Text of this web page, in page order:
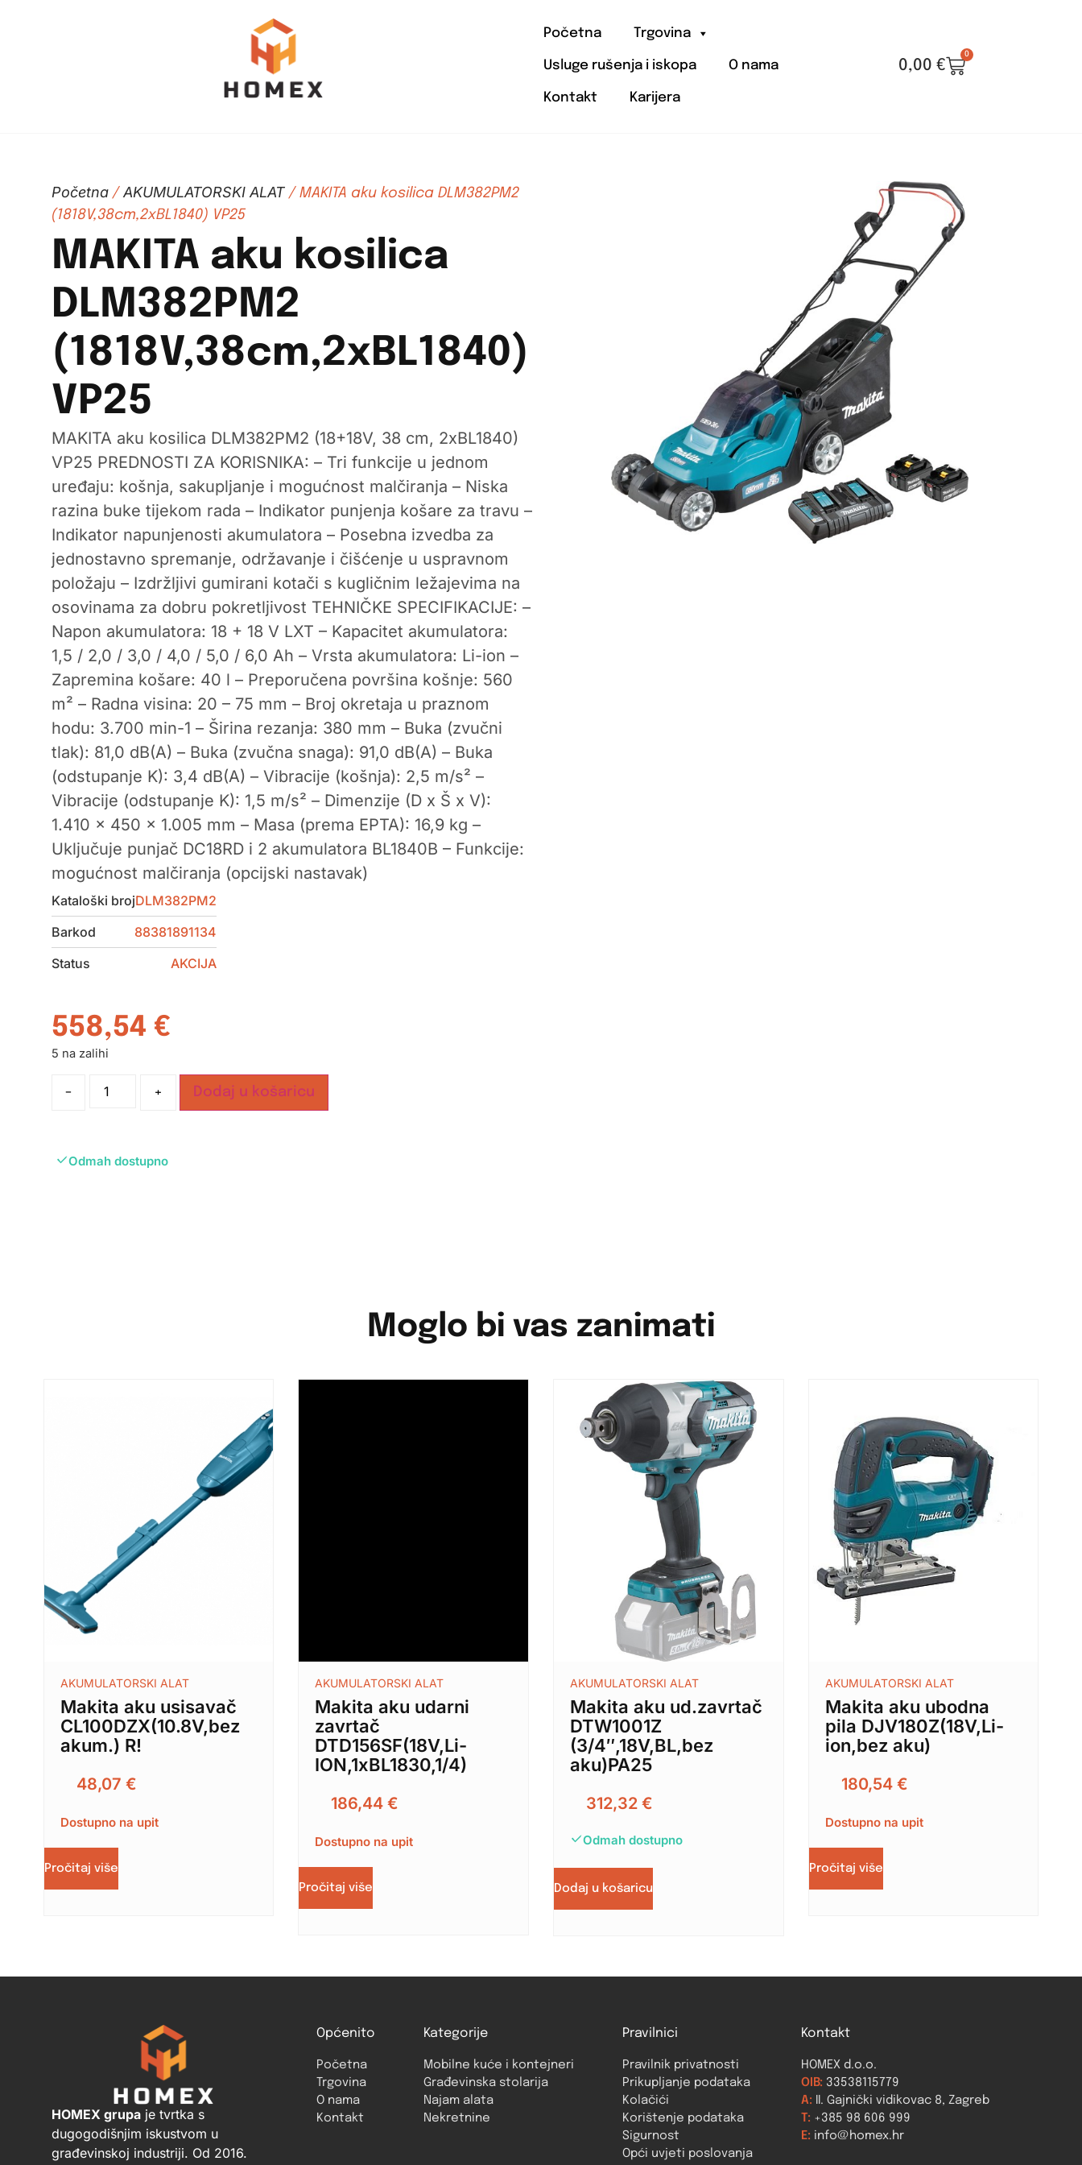
Početna Trgovina
Usluge rušenja i iskopa O nama
Kontakt Karijera
0,00 €
0
Početna/AKUMULATORSKI ALAT/ MAKITA aku kosilica DLM382PM2
(1818V,38cm,2xBL1840) VP25
MAKITA aku kosilica
DLM382PM2
(1818V,38cm,2xBL1840)
VP25
MAKITA aku kosilica DLM382PM2 (18+18V, 38 cm, 2xBL1840)
VP25 PREDNOSTI ZA KORISNIKA: – Tri funkcije u jednom
uređaju: košnja, sakupljanje i mogućnost malčiranja – Niska
razina buke tijekom rada – Indikator punjenja košare za travu –
Indikator napunjenosti akumulatora – Posebna izvedba za
jednostavno spremanje, održavanje i čišćenje u uspravnom
položaju – Izdržljivi gumirani kotači s kugličnim ležajevima na
osovinama za dobru pokretljivost TEHNIČKE SPECIFIKACIJE: –
Napon akumulatora: 18 + 18 V LXT – Kapacitet akumulatora:
1,5 / 2,0 / 3,0 / 4,0 / 5,0 / 6,0 Ah – Vrsta akumulatora: Li-ion –
Zapremina košare: 40 l – Preporučena površina košnje: 560
m² – Radna visina: 20 – 75 mm – Broj okretaja u praznom
hodu: 3.700 min-1 – Širina rezanja: 380 mm – Buka (zvučni
tlak): 81,0 dB(A) – Buka (zvučna snaga): 91,0 dB(A) – Buka
(odstupanje K): 3,4 dB(A) – Vibracije (košnja): 2,5 m/s² –
Vibracije (odstupanje K): 1,5 m/s² – Dimenzije (D x Š x V):
1.410 x 450 x 1.005 mm – Masa (prema EPTA): 16,9 kg –
Uključuje punjač DC18RD i 2 akumulatora BL1840B – Funkcije:
mogućnost malčiranja (opcijski nastavak)
Kataloški brojDLM382PM2
Barkod
88381891134
Status
AKCIJA
558,54 €
5 na zalihi
- + Dodaj u košaricu
Odmah dostupno
Moglo bi vas zanimati
AKUMULATORSKI ALAT
Makita aku usisavač
CL100DZX(10.8V,bez
akum.) R!
48,07 €
Dostupno na upit
Pročitaj više
AKUMULATORSKI ALAT
Makita aku udarni
zavrtač
DTD156SF(18V,Li-
ION,1xBL1830,1/4)
186,44€
Dostupno na upit
Pročitaj više
AKUMULATORSKI ALAT
Makita aku ud.zavrtač
DTW1001Z
(3/4″,18V,BL,bez
aku)PA25
312,32 €
Odmah dostupno
Dodaj u košaricu
AKUMULATORSKI ALAT
Makita aku ubodna
pila DJV180Z(18V,Li-
ion,bez aku)
180,54 €
Dostupno na upit
Pročitaj više
HOMEX grupaje tvrtka s
dugogodišnjim iskustvom u
građevinskoj industriji. Od 2016.
Općenito
Početna
Trgovina
O nama
Kontakt
Kategorije
Mobilne kuće i kontejneri
Građevinska stolarija
Najam alata
Nekretnine
Pravilnici
Pravilnik privatnosti
Prikupljanje podataka
Kolačići
Korištenje podataka
Sigurnost
Opći uvjeti poslovanja
Kontakt
HOMEX d.o.o.
OIB: 33538115779
A: II. Gajnički vidikovac 8, Zagreb
T: +385 98 606 999
E: info@homex.hr